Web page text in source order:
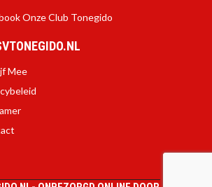
Onze Club Tonegido
Mee